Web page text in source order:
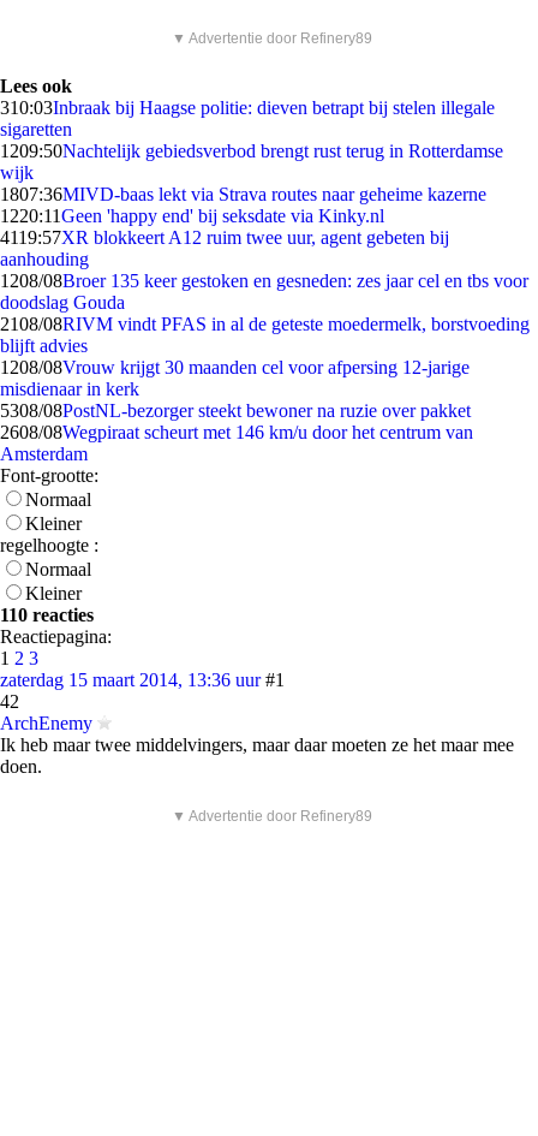
▼ Advertentie door Refinery89
Lees ook
310:03Inbraak bij Haagse politie: dieven betrapt bij stelen illegale
sigaretten
1209:50Nachtelijk gebiedsverbod brengt rust terug in Rotterdamse
wijk
1807:36MIVD-baas lekt via Strava routes naar geheime kazerne
1220:11Geen 'happy end' bij seksdate via Kinky.nl
4119:57XR blokkeert A12 ruim twee uur, agent gebeten bij
aanhouding
1208/08Broer 135 keer gestoken en gesneden: zes jaar cel en tbs voor
doodslag Gouda
2108/08RIVM vindt PFAS in al de geteste moedermelk, borstvoeding
blijft advies
1208/08Vrouw krijgt 30 maanden cel voor afpersing 12-jarige
misdienaar in kerk
5308/08PostNL-bezorger steekt bewoner na ruzie over pakket
2608/08Wegpiraat scheurt met 146 km/u door het centrum van
Amsterdam
Font-grootte:
Normaal
Kleiner
regelhoogte :
Normaal
Kleiner
110 reacties
Reactiepagina:
1 2 3
zaterdag 15 maart 2014, 13:36 uur #1
42
ArchEnemy
Ik heb maar twee middelvingers, maar daar moeten ze het maar mee
doen.
▼ Advertentie door Refinery89